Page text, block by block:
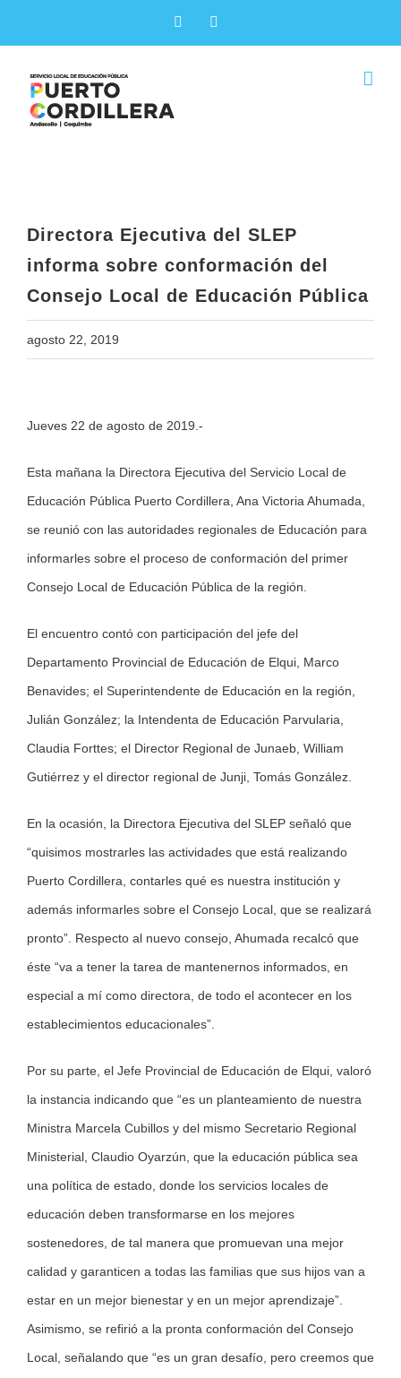
Facebook
Directora Ejecutiva del SLEP
informa sobre conformación del
Consejo Local de Educación Pública
agosto 22, 2019
Larger
Jueves 22 de agosto de 2019.-
Esta mañana la Directora Ejecutiva del Servicio Local de
Educación Pública Puerto Cordillera, Ana Victoria Ahumada,
se reunió con las autoridades regionales de Educación para
informarles sobre el proceso de conformación del primer
Consejo Local de Educación Pública de la región.
El encuentro contó con participación del jefe del
Departamento Provincial de Educación de Elqui, Marco
Benavides; el Superintendente de Educación en la región,
Julián González; la Intendenta de Educación Parvularia,
Claudia Forttes; el Director Regional de Junaeb, William
Gutiérrez y el director regional de Junji, Tomás González.
En la ocasión, la Directora Ejecutiva del SLEP señaló que
“quisimos mostrarles las actividades que está realizando
Puerto Cordillera, contarles qué es nuestra institución y
además informarles sobre el Consejo Local, que se realizará
pronto”. Respecto al nuevo consejo, Ahumada recalcó que
éste “va a tener la tarea de mantenernos informados, en
especial a mí como directora, de todo el acontecer en los
establecimientos educacionales”.
Por su parte, el Jefe Provincial de Educación de Elqui, valoró
la instancia indicando que “es un planteamiento de nuestra
Ministra Marcela Cubillos y del mismo Secretario Regional
Ministerial, Claudio Oyarzún, que la educación pública sea
una política de estado, donde los servicios locales de
educación deben transformarse en los mejores
sostenedores, de tal manera que promuevan una mejor
calidad y garanticen a todas las familias que sus hijos van a
estar en un mejor bienestar y en un mejor aprendizaje”.
Asimismo, se refirió a la pronta conformación del Consejo
Local, señalando que “es un gran desafío, pero creemos que